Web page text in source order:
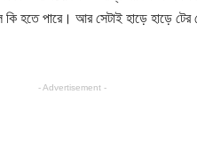
কি হতে পারে। আর সেটাই হাড়ে হাড়ে
- Advertisement -